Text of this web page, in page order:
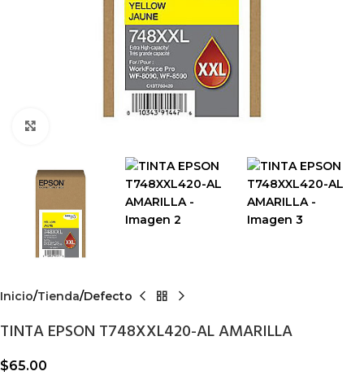
Inicio Tienda Defecto
TINTA EPSON T748XXL420-AL AMARILLA
$65.00